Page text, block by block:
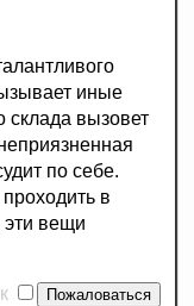
иные
склада вызовет
по себе.
в
эти вещи